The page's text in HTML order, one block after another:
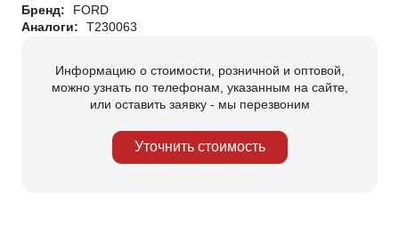
Бренд:
FORD
Аналоги:
T230063
Информацию о стоимости, розничной и оптовой,
можно узнать по телефонам, указанным на сайте,
или оставить заявку - мы перезвоним
Уточнить стоимость